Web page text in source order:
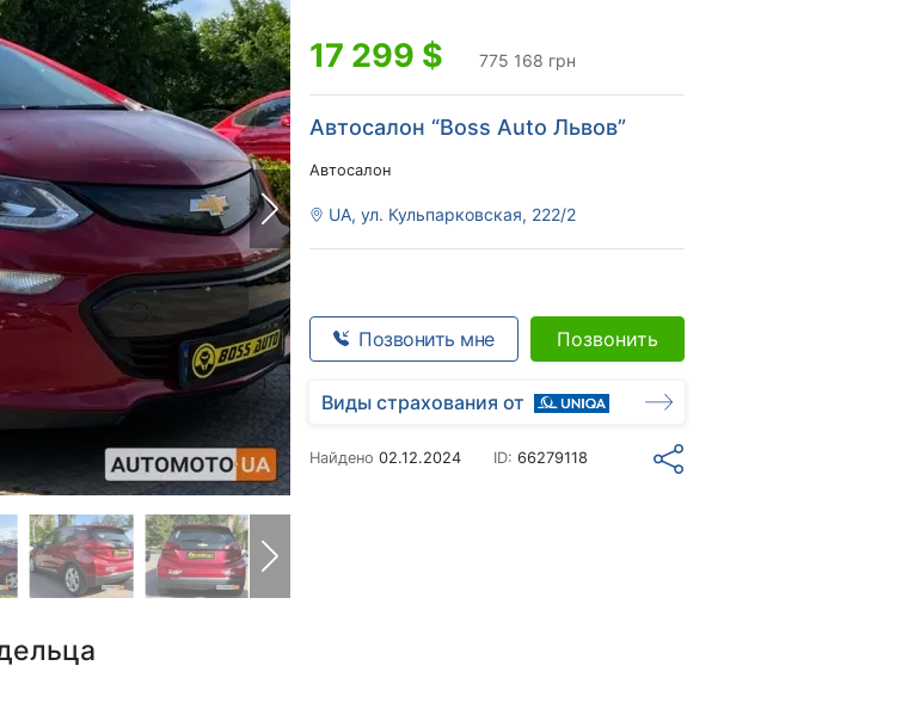
17 299 $ 775 168 грн
Автосалон “Boss Auto Львов”
Автосалон
UA, ул. Кульпарковская, 222/2
Позвонить мне Позвонить
Виды страхования от
Найдено 02.12.2024 ID: 66279118